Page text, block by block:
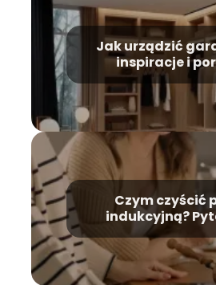
Jak urządzić
inspiracje i
Czym czyścić
indukcyjną?
odpowiedzi